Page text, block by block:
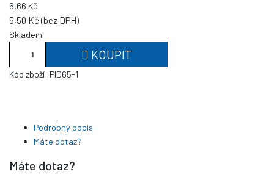
6,66 Kč
5,50 Kč (bez DPH)
Skladem
KOUPIT
Kód zboží: PID65-1
Podrobný popis
Máte dotaz?
Máte dotaz?